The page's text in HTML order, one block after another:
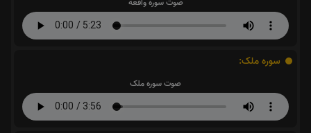
سوره ملک:
صوت سوره ملک